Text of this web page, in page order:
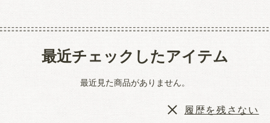
最近チェックしたアイテム
最近見た商品がありません。
履歴を残さない